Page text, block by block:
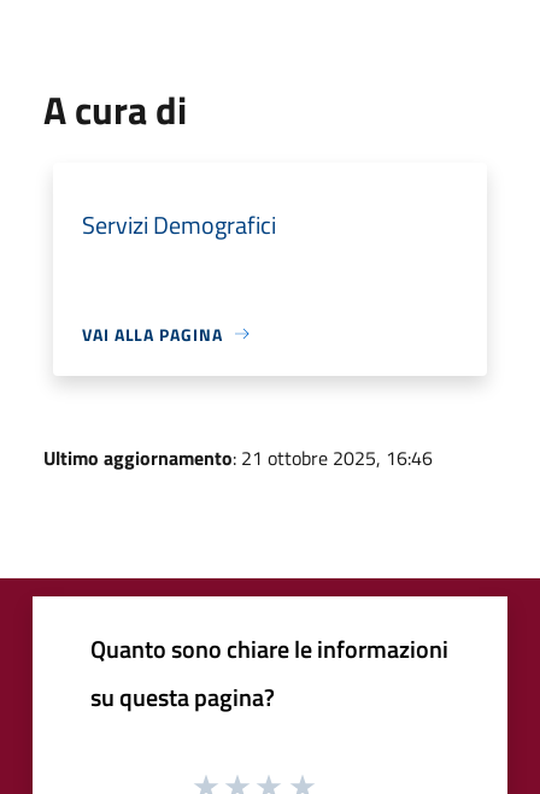
A cura di
Servizi Demografici
VAI ALLA PAGINA
Ultimo aggiornamento: 21 ottobre 2025, 16:46
Quanto sono chiare le informazioni
su questa pagina?